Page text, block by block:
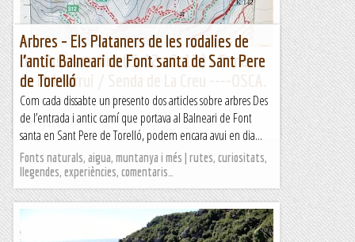
Dos Rutes en una ( S-12 + S-13 ) = Sender
de Malmarrui / Senda de La Creu ----OSCA.
&nb...
Kimisades
Arbres – Els Plataners de les rodalies de
l’antic Balneari de Font santa de Sant Pere
de Torelló
Com cada dissabte un presento dos articles sobre arbres Des
de l’entrada i antic camí que portava al Balneari de Font
santa en Sant Pere de Torelló, podem encara avui en dia...
Fonts naturals, aigua, muntanya i més | rutes, curiositats,
llegendes, experiències, comentaris…